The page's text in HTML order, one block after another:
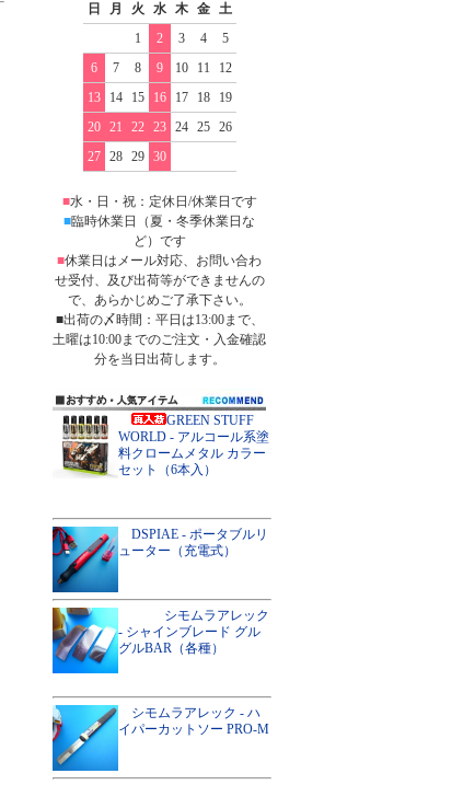
日
月 火 水 木 金
土
1
2 3 4
5
6
7 8 9 10 11
12
13
14 15 16 17 18
19
20
21 22 23 24 25
26
27
28 29 30
■水・日・祝：定休日/休業日です
■臨時休業日（夏・冬季休業日な
ど）です
■休業日はメール対応、お問い合わ
せ受付、及び出荷等ができませんの
で、あらかじめご了承下さい。
■出荷の〆時間：平日は13:00まで、
土曜は10:00までのご注文・入金確認
分を当日出荷します。
GREEN STUFF
WORLD - アルコール系塗
料クロームメタル カラー
セット（6本入）
DSPIAE - ポータブルリ
ューター（充電式）
シモムラアレック
- シャインブレード グル
グルBAR（各種）
シモムラアレック - ハ
イパーカットソー PRO-M